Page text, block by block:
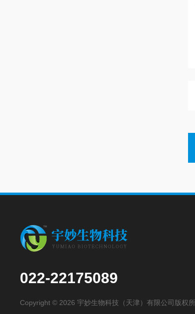
022-22175089
Copyright © 2026 宇妙生物科技（天津）有限公司版权